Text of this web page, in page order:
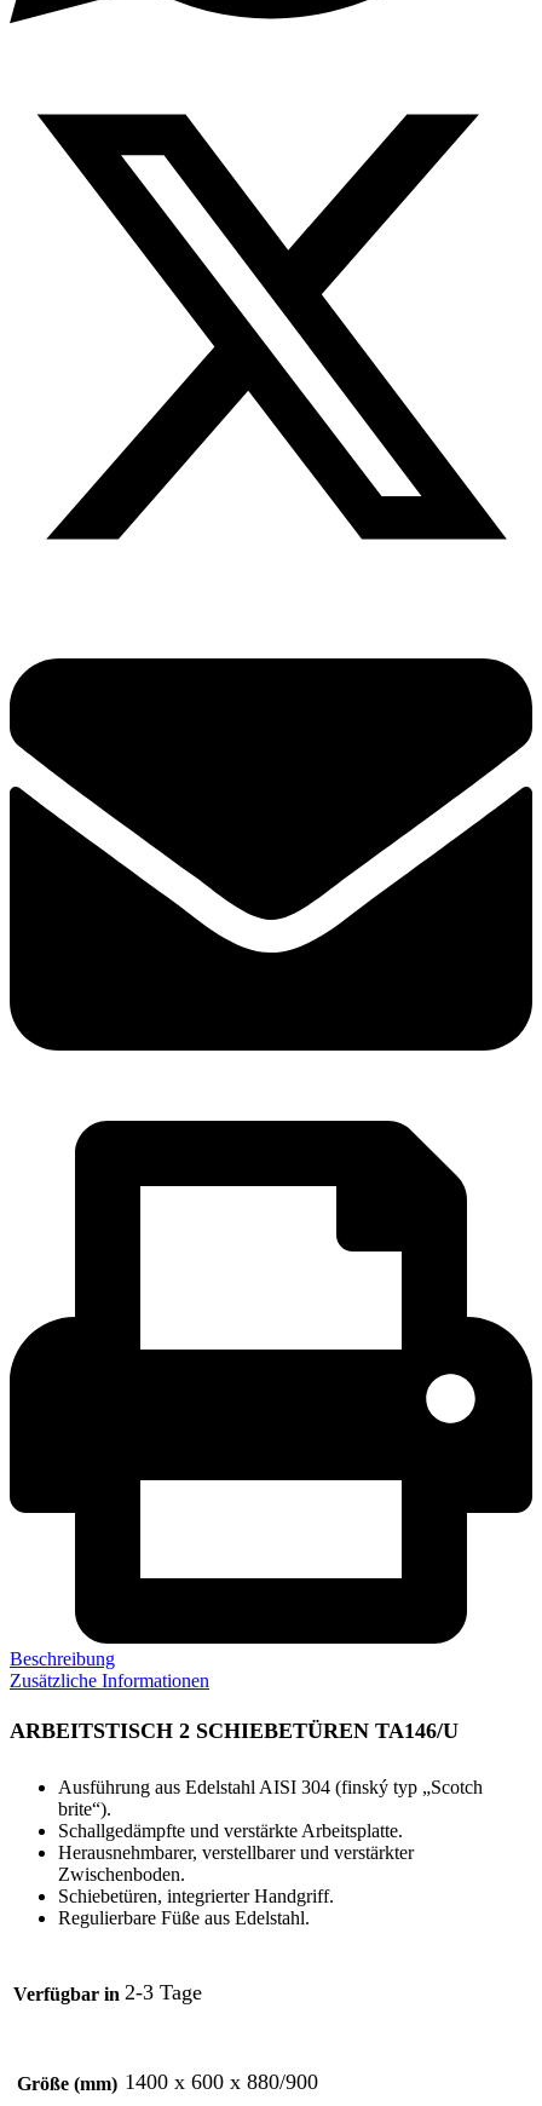
Beschreibung
Zusätzliche Informationen
ARBEITSTISCH 2 SCHIEBETÜREN TA146/U
Ausführung aus Edelstahl AISI 304 (finský typ „Scotch
brite“).
Schallgedämpfte und verstärkte Arbeitsplatte.
Herausnehmbarer, verstellbarer und verstärkter
Zwischenboden.
Schiebetüren, integrierter Handgriff.
Regulierbare Füße aus Edelstahl.
Verfügbar in 2-3 Tage
Größe (mm) 1400 x 600 x 880/900